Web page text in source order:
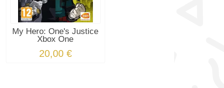
My Hero: One's Justice
Xbox One
20,00 €